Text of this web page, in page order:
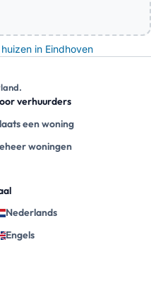
in Eindhoven
verhuurders
een woning
woningen
Nederlands
Engels